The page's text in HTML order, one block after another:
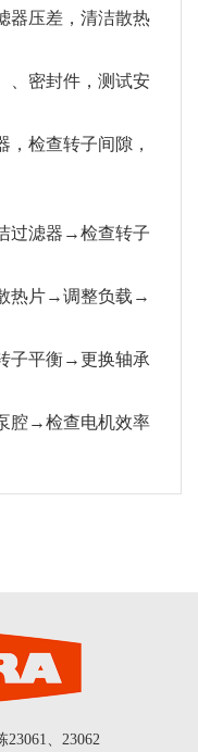
器压差，清洁散热
、密封件，测试安
，检查转子间隙，
过滤器→检查转子
热片→调整负载→
子平衡→更换轴承
腔→检查电机效率
、23062